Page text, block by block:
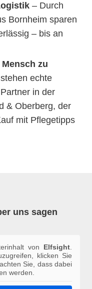
– Durch
Bornheim sparen
– bis an
zu
echte
in der
& Oberberg, der
mit Pflegetipps
uns sagen
von Elfsight
klicken Sie
Sie, dass dabei
werden.